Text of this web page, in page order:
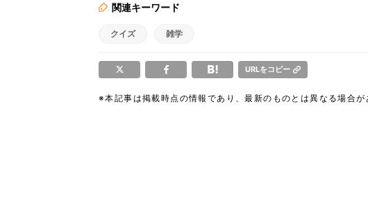
関連キーワード
クイズ 雑学
URLをコピー
※本記事は掲載時点の情報であり、最新のものとは異なる場合が